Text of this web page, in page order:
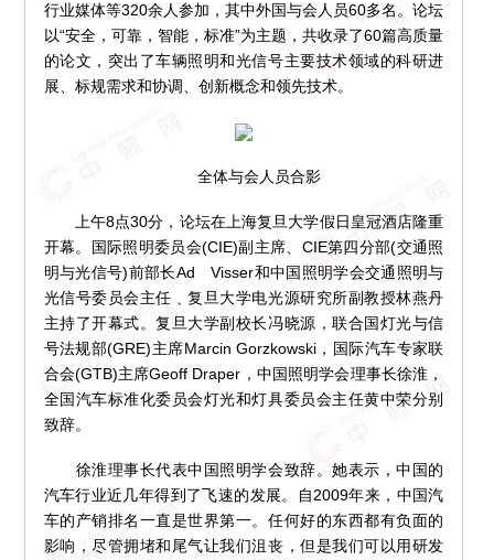
行业媒体等320余人参加，其中外国与会人员60多名。论坛
以“安全，可靠，智能，标准”为主题，共收录了60篇高质量
的论文，突出了车辆照明和光信号主要技术领域的科研进
展、标规需求和协调、创新概念和领先技术。
全体与会人员合影
上午8点30分，论坛在上海复旦大学假日皇冠酒店隆重
开幕。国际照明委员会(CIE)副主席、CIE第四分部(交通照
明与光信号)前部长Ad Visser和中国照明学会交通照明与
光信号委员会主任﹑复旦大学电光源研究所副教授林燕丹
主持了开幕式。复旦大学副校长冯晓源，联合国灯光与信
号法规部(GRE)主席Marcin Gorzkowski，国际汽车专家联
合会(GTB)主席Geoff Draper，中国照明学会理事长徐淮，
全国汽车标准化委员会灯光和灯具委员会主任黄中荣分别
致辞。
徐淮理事长代表中国照明学会致辞。她表示，中国的
汽车行业近几年得到了飞速的发展。自2009年来，中国汽
车的产销排名一直是世界第一。任何好的东西都有负面的
影响，尽管拥堵和尾气让我们沮丧，但是我们可以用研发